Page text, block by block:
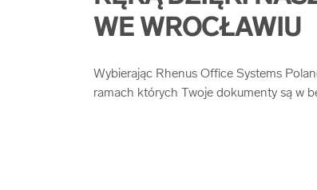
WE WROCŁAWIU
Wybierając Rhenus Office Systems
ramach których Twoje dokumenty są w